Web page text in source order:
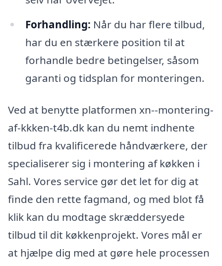
Forhandling: Når du har flere tilbud,
har du en stærkere position til at
forhandle bedre betingelser, såsom
garanti og tidsplan for monteringen.
Ved at benytte platformen xn--montering-
af-kkken-t4b.dk kan du nemt indhente
tilbud fra kvalificerede håndværkere, der
specialiserer sig i montering af køkken i
Sahl. Vores service gør det let for dig at
finde den rette fagmand, og med blot få
klik kan du modtage skræddersyede
tilbud til dit køkkenprojekt. Vores mål er
at hjælpe dig med at gøre hele processen